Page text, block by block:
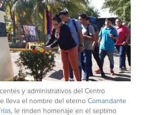
y administrativos del Centro
lleva el nombre del eterno Comandante
, le rinden homenaje en el septimo